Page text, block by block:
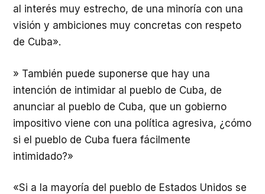
al interés muy estrecho, de una minoría con una
visión y ambiciones muy concretas con respeto
de Cuba».
» También puede suponerse que hay una
intención de intimidar al pueblo de Cuba, de
anunciar al pueblo de Cuba, que un gobierno
impositivo viene con una política agresiva, ¿cómo
si el pueblo de Cuba fuera fácilmente
intimidado?»
«Si a la mayoría del pueblo de Estados Unidos se